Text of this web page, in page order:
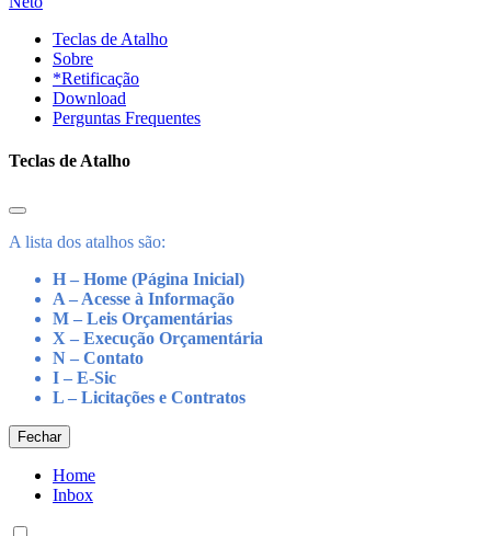
Teclas de Atalho
Sobre
*Retificação
Download
Perguntas Frequentes
Teclas de Atalho
A lista dos atalhos são:
H – Home (Página Inicial)
A – Acesse à Informação
M – Leis Orçamentárias
X – Execução Orçamentária
N – Contato
I – E-Sic
L – Licitações e Contratos
Fechar
Home
Inbox